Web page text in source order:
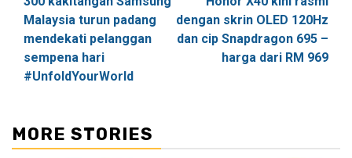
navigation
Malaysia turun padang
mendekati pelanggan
sempena hari
#UnfoldYourWorld
dengan skrin OLED 120Hz
dan cip Snapdragon 695 –
harga dari RM 969
MORE STORIES